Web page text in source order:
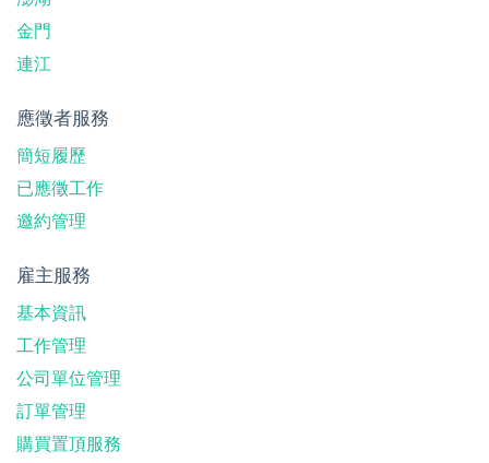
金門
連江
應徵者服務
簡短履歷
已應徵工作
邀約管理
雇主服務
基本資訊
工作管理
公司單位管理
訂單管理
購買置頂服務